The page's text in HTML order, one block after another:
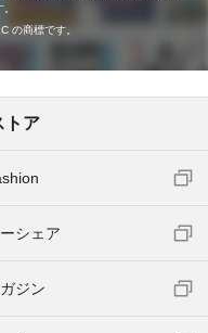
の商標です。
トア
シェア
ジン